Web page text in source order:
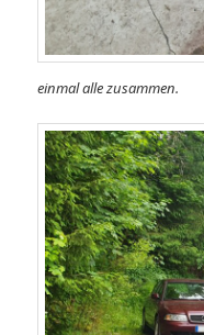
einmal alle zusammen.